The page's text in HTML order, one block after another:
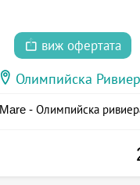
виж офертата
Олимпийска
- Олимпийска